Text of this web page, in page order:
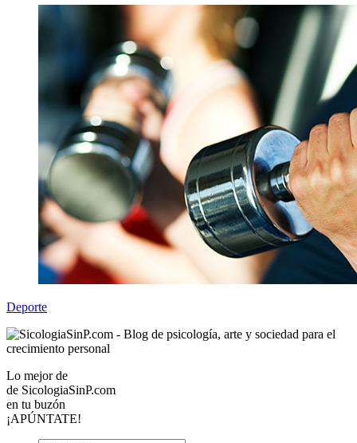
Deporte
Lo mejor de
de SicologiaSinP.com
en tu buzón
¡APÚNTATE!